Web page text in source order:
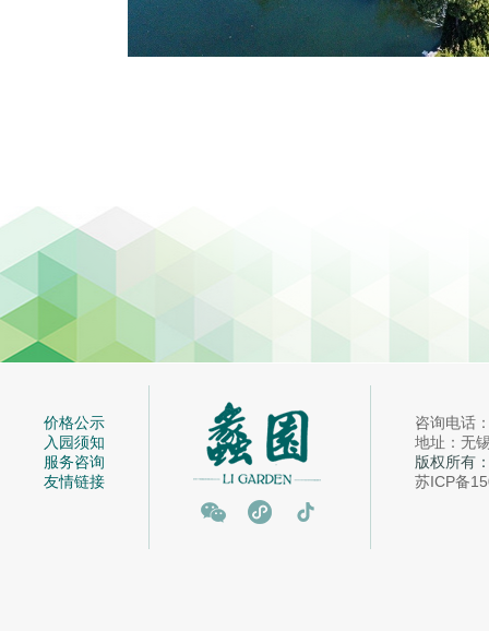
价格公示
入园须知
服务咨询
友情链接
咨询电话
地址：无
版权所有
苏ICP备